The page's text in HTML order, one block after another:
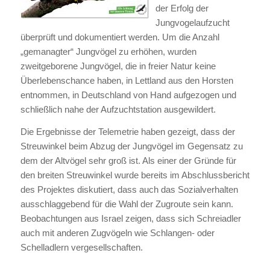
der Erfolg der
Jungvogelaufzucht
überprüft und dokumentiert werden. Um die Anzahl
„gemanagter“ Jungvögel zu erhöhen, wurden
zweitgeborene Jungvögel, die in freier Natur keine
Überlebenschance haben, in Lettland aus den Horsten
entnommen, in Deutschland von Hand aufgezogen und
schließlich nahe der Aufzuchtstation ausgewildert.
Die Ergebnisse der Telemetrie haben gezeigt, dass der
Streuwinkel beim Abzug der Jungvögel im Gegensatz zu
dem der Altvögel sehr groß ist. Als einer der Gründe für
den breiten Streuwinkel wurde bereits im Abschlussbericht
des Projektes diskutiert, dass auch das Sozialverhalten
ausschlaggebend für die Wahl der Zugroute sein kann.
Beobachtungen aus Israel zeigen, dass sich Schreiadler
auch mit anderen Zugvögeln wie Schlangen- oder
Schelladlern vergesellschaften.